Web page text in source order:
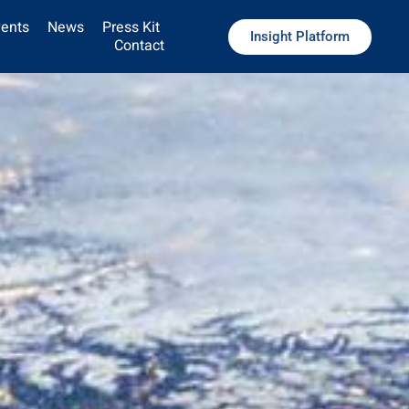
News
Press Kit
Contact
Insight Platform